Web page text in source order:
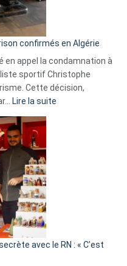
présence
d’Israël
confirmés en Algérie
en appel la condamnation à
sportif Christophe
Cette décision,
Lire la suite
Algérie
avec le RN : « C’est